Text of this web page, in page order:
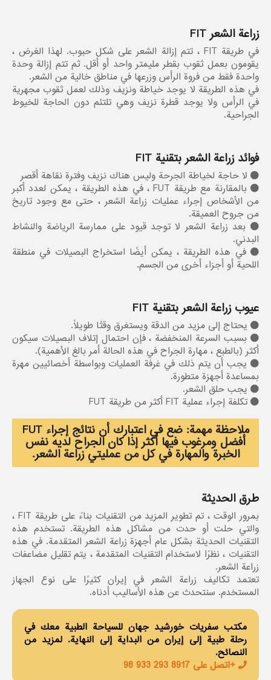
زراعة الشعر FIT
في طريقة FIT ، تتم إزالة الشعر على شكل حبوب. لهذا الغرض ،
يقومون بعمل ثقوب بقطر مليمتر واحد أو أقل. ثم تتم إزالة وحدة
واحدة فقط من فروة الرأس وزرعها في مناطق خالية من الشعر.
في هذه الطريقة لا يوجد خياطة ونزيف وذلك لعمل ثقوب مجهرية
في الرأس ولا يوجد قطرة نزيف وهي تلتئم دون الحاجة للخيوط
الجراحية.
فوائد زراعة الشعر بتقنية FIT
لا حاجة لخياطة الجرحة وليس هناك نزيف وفترة نقاهة أقصر
بالمقارنة مع طريقة FUT ، في هذه الطريقة ، يمكن لعدد أكبر
من الأشخاص إجراء عمليات زراعة الشعر ، حتى مع وجود تاريخ
من جروح العميقة.
بعد زراعة الشعر لا توجد قيود على ممارسة الرياضة والنشاط
البدني.
في هذه الطريقة ، يمكن أيضًا استخراج البصيلات في منطقة
اللحية أو أجزاء أخرى من الجسم.
عيوب زراعة الشعر بتقنية FIT
يحتاج إلى مزيد من الدقة ويستغرق وقتًا طويلاً.
بسبب السرعة المنخفضة ، فإن احتمال إتلاف البصيلات سيكون
أكثر (بالطبع ، مهارة الجراح في هذه الحالة أمر بالغ الأهمية).
يجب أن يتم ذلك في غرفة العمليات وبواسطة أخصائيين مهرة
بمساعدة أجهزة متطورة.
يجب حلق الشعر.
تكلفة إجراء عملية FIT أكثر من طريقة FUT
ملاحظة مهمة: ضع في اعتبارك أن نتائج إجراء FUT
أفضل ومرغوب فيها أكثر إذا كان الجراح لديه نفس
الخبرة والمهارة في كل من عمليتي زراعة الشعر.
طرق الحديثة
بمرور الوقت ، تم تطوير المزيد من التقنيات بناءً على طريقة FIT ،
والتي حلت أو حدت من مشاكل هذه الطريقة. تستخدم هذه
التقنيات الحديثة بشكل عام أجهزة زراعة الشعر المتقدمة. في هذه
التقنيات ، نظرًا لاستخدام التقنيات المتقدمة ، يتم تقليل مضاعفات
زراعة الشعر.
تعتمد تكاليف زراعة الشعر في إيران كثيرًا على نوع الجهاز
المستخدم. سنتحدث عن هذه الأساليب أدناه.
مكتب سفريات خورشيد جهان للسياحة الطبية معك في
رحلة طبية إلى إيران من البداية إلى النهاية. لمزيد من
النصائح.
+اتصل على 8917 293 933 98